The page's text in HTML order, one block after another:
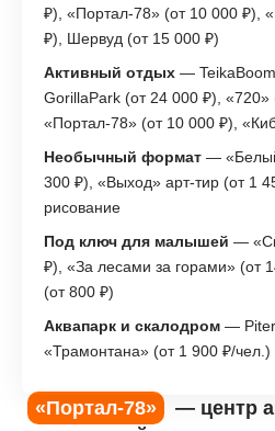
₽), «Портал-78» (от 10 000 ₽),
₽), Шервуд (от 15 000 ₽)
Активный отдых —
GorillaPark (от 24 000 ₽), «720»
«Портал-78» (от 10 000 ₽),
Необычный формат —
300 ₽), «Выход» арт-тир (от 1
рисование
Под ключ для малышей —
₽), «За лесами за горами» (от
(от 800 ₽)
Аквапарк и скалодром —
«Трамонтана» (от 1 900 ₽/чел.)
«Портал-78»
— центр